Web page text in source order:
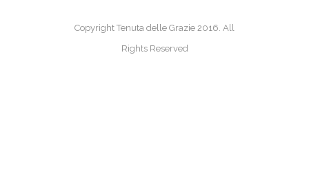
Copyright Tenuta delle Grazie 2016. All
Rights Reserved